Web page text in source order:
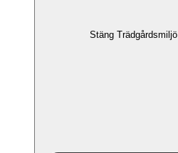
Stäng Trädgårdsmiljö